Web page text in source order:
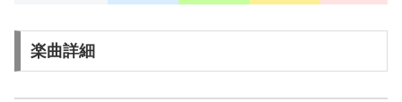
楽曲詳細